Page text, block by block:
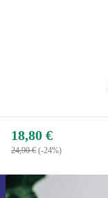
18,80 €
24,90 € (-24%)